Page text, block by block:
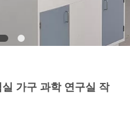
가구 과학 연구실 작